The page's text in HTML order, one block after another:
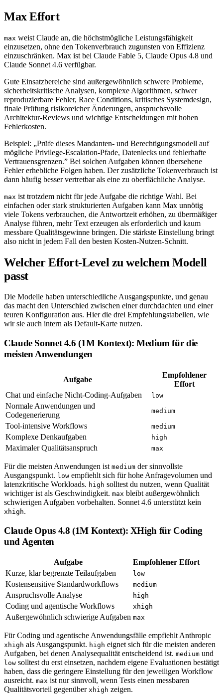
Max Effort
max weist Claude an, die höchstmögliche Leistungsfähigkeit
einzusetzen, ohne den Tokenverbrauch zugunsten von Effizienz
einzuschränken. Max ist bei Claude Fable 5, Claude Opus 4.8 und
Claude Sonnet 4.6 verfügbar.
Gute Einsatzbereiche sind außergewöhnlich schwere Probleme,
sicherheitskritische Analysen, komplexe Algorithmen, schwer
reproduzierbare Fehler, Race Conditions, kritisches Systemdesign,
finale Prüfung risikoreicher Änderungen, anspruchsvolle
Architektur-Reviews und wichtige Entscheidungen mit hohen
Fehlerkosten.
Beispiel: „Prüfe dieses Mandanten- und Berechtigungsmodell auf
mögliche Privilege-Escalation-Pfade, Datenlecks und fehlerhafte
Vertrauensgrenzen.” Bei solchen Aufgaben können übersehene
Fehler erhebliche Folgen haben. Der zusätzliche Tokenverbrauch ist
dann häufig besser vertretbar als eine zu oberflächliche Analyse.
max ist trotzdem nicht für jede Aufgabe die richtige Wahl. Bei
einfachen oder stark strukturierten Aufgaben kann Max unnötig
viele Tokens verbrauchen, die Antwortzeit erhöhen, zu übermäßiger
Analyse führen, mehr Text erzeugen als erforderlich und kaum
messbare Qualitätsgewinne bringen. Die stärkste Einstellung bringt
also nicht in jedem Fall den besten Kosten-Nutzen-Schnitt.
Welcher Effort-Level zu welchem Modell
passt
Die Modelle haben unterschiedliche Ausgangspunkte, und genau
das macht den Unterschied zwischen einer durchdachten und einer
teuren Konfiguration aus. Hier die drei Empfehlungstabellen, wie
wir sie auch intern als Default-Karte nutzen.
Claude Sonnet 4.6 (1M Kontext): Medium für die
meisten Anwendungen
Aufgabe
Empfohlener
Effort
Chat und einfache Nicht-Coding-Aufgaben
low
Normale Anwendungen und
Codegenerierung
medium
Tool-intensive Workflows medium
Komplexe Denkaufgaben high
Maximaler Qualitätsanspruch max
Für die meisten Anwendungen ist medium der sinnvollste
Ausgangspunkt. low empfiehlt sich für hohe Anfragevolumen und
latenzkritische Workloads. high solltest du nutzen, wenn Qualität
wichtiger ist als Geschwindigkeit. max bleibt außergewöhnlich
schwierigen Aufgaben vorbehalten. Sonnet 4.6 unterstützt kein
xhigh.
Claude Opus 4.8 (1M Kontext): XHigh für Coding
und Agenten
Aufgabe
Empfohlener Effort
Kurze, klar begrenzte Teilaufgaben
low
Kostensensitive Standardworkflows medium
Anspruchsvolle Analyse high
Coding und agentische Workflows xhigh
Außergewöhnlich schwierige Aufgaben max
Für Coding und agentische Anwendungsfälle empfiehlt Anthropic
xhigh als Ausgangspunkt. high eignet sich für die meisten anderen
Aufgaben, bei denen Analysequalität entscheidend ist. medium und
low solltest du erst einsetzen, nachdem eigene Evaluationen bestätigt
haben, dass die geringere Einstellung für den jeweiligen Workflow
ausreicht. max ist nur sinnvoll, wenn Tests einen messbaren
Qualitätsvorteil gegenüber xhigh zeigen.